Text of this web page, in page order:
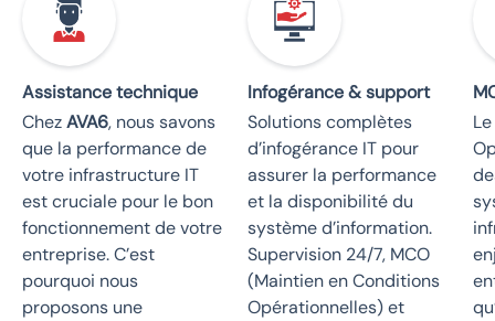
Assistance technique
ChezAVA6, nous savons
que la performance de
votre infrastructure IT
est cruciale pour le bon
fonctionnement de votre
entreprise. C’est
pourquoi nous
proposons une
Infogérance & support
Solutions complètes
d’infogérance IT pour
assurer la performance
et la disponibilité du
système d’information.
Supervision 24/7, MCO
(Maintien en Conditions
Opérationnelles) et